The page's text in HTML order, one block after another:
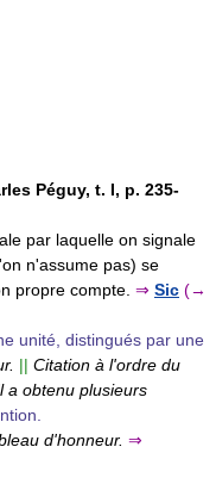
Péguy, t. I, p. 235-
par laquelle on signale
n'assume pas) se
propre compte. ⇒ Sic (→
unité, distingués par une
|| Citation à l'ordre du
a obtenu plusieurs
d'honneur. ⇒